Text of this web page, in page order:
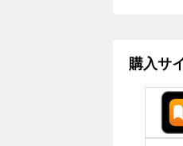
購入サ